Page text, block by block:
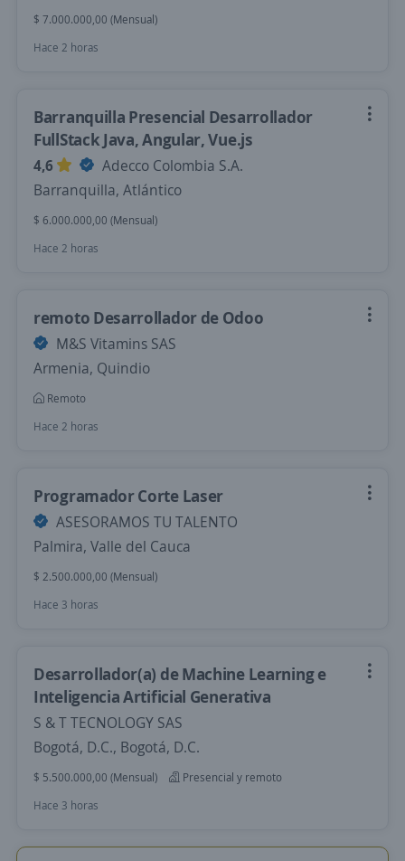
$ 7.000.000,00 (Mensual)
Hace 2 horas
Barranquilla Presencial Desarrollador
FullStack Java, Angular, Vue.js
4,6
Adecco Colombia S.A.
Barranquilla, Atlántico
$ 6.000.000,00 (Mensual)
Hace 2 horas
remoto Desarrollador de Odoo
M&S Vitamins SAS
Armenia, Quindio
Remoto
Hace 2 horas
Programador Corte Laser
ASESORAMOS TU TALENTO
Palmira, Valle del Cauca
$ 2.500.000,00 (Mensual)
Hace 3 horas
Desarrollador(a) de Machine Learning e
Inteligencia Artificial Generativa
S & T TECNOLOGY SAS
Bogotá, D.C., Bogotá, D.C.
$ 5.500.000,00 (Mensual)
Presencial y remoto
Hace 3 horas